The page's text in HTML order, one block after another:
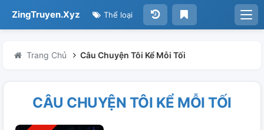
ZingTruyen.Xyz Thể loại
Trang Chủ Câu Chuyện Tôi Kể Mỗi Tối
CÂU CHUYỆN TÔI KỂ MỖI TỐI